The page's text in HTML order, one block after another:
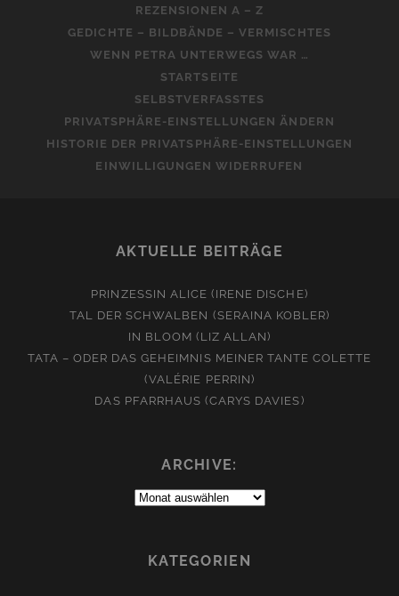
REZENSIONEN A – Z
GEDICHTE – BILDBÄNDE – VERMISCHTES
WENN PETRA UNTERWEGS WAR …
STARTSEITE
SELBSTVERFASSTES
PRIVATSPHÄRE-EINSTELLUNGEN ÄNDERN
HISTORIE DER PRIVATSPHÄRE-EINSTELLUNGEN
EINWILLIGUNGEN WIDERRUFEN
AKTUELLE BEITRÄGE
PRINZESSIN ALICE (IRENE DISCHE)
TAL DER SCHWALBEN (SERAINA KOBLER)
IN BLOOM (LIZ ALLAN)
TATA – ODER DAS GEHEIMNIS MEINER TANTE COLETTE
(VALÉRIE PERRIN)
DAS PFARRHAUS (CARYS DAVIES)
ARCHIVE:
Archive:
KATEGORIEN